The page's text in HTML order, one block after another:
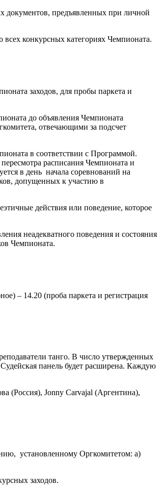
предъявленных при личной
конкурсных категориях Чемпионата.
заходов, для пробы паркета и
до объявления Чемпионата
отвечающими за подсчет
в соответствии с Программой.
расписания Чемпионата и
в день начала соревнований на
допущенных к участию в
действия или поведение, которое
неадекватного поведения и состояния
Чемпионата.
– 14.20 (проба паркета и регистрация
танго. В число утвержденных
Судейская панель будет расширена. Каждую
(Россия), Jonny Carvajal (Аргентина),
установленному Оргкомитетом: а)
заходов.